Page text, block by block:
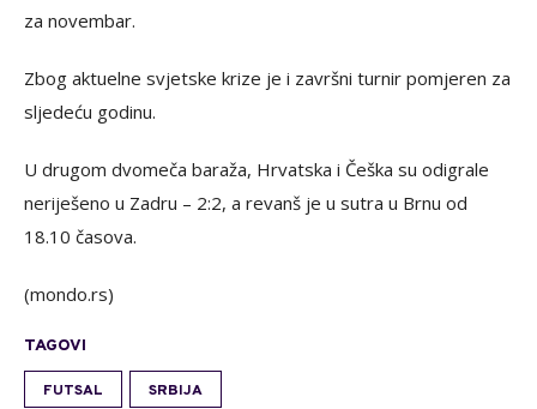
za novembar.
Zbog aktuelne svjetske krize je i završni turnir pomjeren za
sljedeću godinu.
U drugom dvomeča baraža, Hrvatska i Češka su odigrale
neriješeno u Zadru – 2:2, a revanš je u sutra u Brnu od
18.10 časova.
(mondo.rs)
TAGOVI
FUTSAL SRBIJA